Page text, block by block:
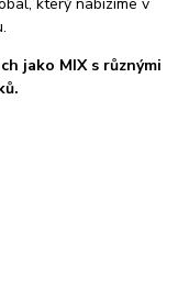
jako MIX s různými